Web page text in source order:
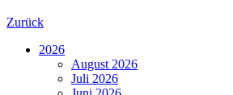
Zurück
2026
August 2026
Juli 2026